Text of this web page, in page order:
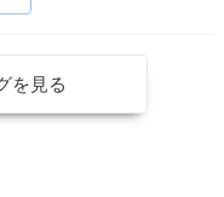
を見る